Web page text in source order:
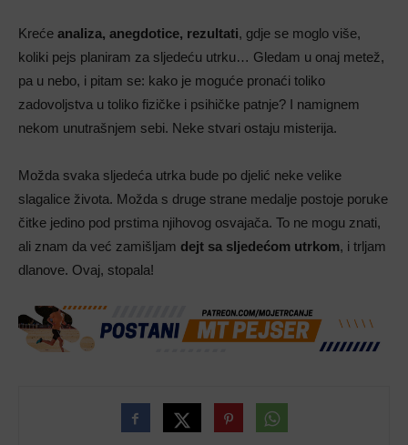
Kreće analiza, anegdotice, rezultati, gdje se moglo više,
koliki pejs planiram za sljedeću utrku… Gledam u onaj metež,
pa u nebo, i pitam se: kako je moguće pronaći toliko
zadovoljstva u toliko fizičke i psihičke patnje? I namignem
nekom unutrašnjem sebi. Neke stvari ostaju misterija.
Možda svaka sljedeća utrka bude po djelić neke velike
slagalice života. Možda s druge strane medalje postoje poruke
čitke jedino pod prstima njihovog osvajača. To ne mogu znati,
ali znam da već zamišljam dejt sa sljedećom utrkom, i trljam
dlanove. Ovaj, stopala!